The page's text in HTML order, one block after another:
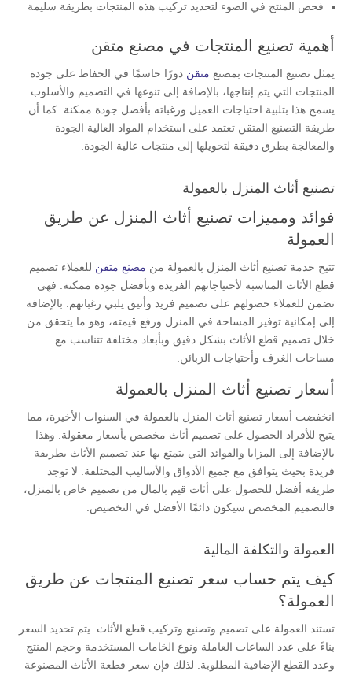
فحص المنتج في الضوء لتحديد تركيب هذه المنتجات بطريقة سليمة
أهمية تصنيع المنتجات في مصنع متقن
يمثل تصنيع المنتجات بمصنع متقن دورًا حاسمًا في الحفاظ على جودة
المنتجات التي يتم إنتاجها، بالإضافة إلى تنوعها في التصميم والأسلوب.
يسمح هذا بتلبية احتياجات العميل ورغباته بأفضل جودة ممكنة. كما أن
طريقة التصنيع المتقن تعتمد على استخدام المواد العالية الجودة
والمعالجة بطرق دقيقة لتحويلها إلى منتجات عالية الجودة.
تصنيع أثاث المنزل بالعمولة
فوائد ومميزات تصنيع أثاث المنزل عن طريق
العمولة
تتيح خدمة تصنيع أثاث المنزل بالعمولة من مصنع متقن للعملاء تصميم
قطع الأثاث المناسبة لأحتياجاتهم الفريدة وبأفضل جودة ممكنة. فهي
تضمن للعملاء حصولهم على تصميم فريد وأنيق يلبي رغباتهم. بالإضافة
إلى إمكانية توفير المساحة في المنزل ورفع قيمته، وهو ما يتحقق من
خلال تصميم قطع الأثاث بشكل دقيق وبأبعاد مختلفة تتناسب مع
مساحات الغرف وأحتياجات الزبائن.
أسعار تصنيع أثاث المنزل بالعمولة
انخفضت أسعار تصنيع أثاث المنزل بالعمولة في السنوات الأخيرة، مما
يتيح للأفراد الحصول على تصميم أثاث مخصص بأسعار معقولة. وهذا
بالإضافة إلى المزايا والفوائد التي يتمتع بها عند تصميم الأثاث بطريقة
فريدة بحيث يتوافق مع جميع الأذواق والأساليب المختلفة. لا توجد
طريقة أفضل للحصول على أثاث قيم بالمال من تصميم خاص بالمنزل،
فالتصميم المخصص سيكون دائمًا الأفضل في التخصيص.
العمولة والتكلفة المالية
كيف يتم حساب سعر تصنيع المنتجات عن طريق
العمولة؟
تستند العمولة على تصميم وتصنيع وتركيب قطع الأثاث. يتم تحديد السعر
بناءً على عدد الساعات العاملة ونوع الخامات المستخدمة وحجم المنتج
وعدد القطع الإضافية المطلوبة. لذلك فإن سعر قطعة الأثاث المصنوعة